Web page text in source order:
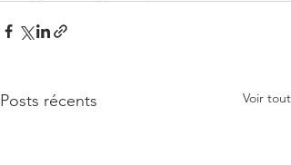
Posts récents Voir tout